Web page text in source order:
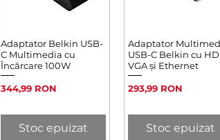
Afișare rapidă
Adaptator Belkin USB-
C Multimedia cu
Încărcare 100W
Preț
344,99 RON
Stoc epuizat
Afișare rapidă
Adaptator
USB-C Belkin cu
VGA și Ethernet
Preț
293,99 RON
Stoc epuizat